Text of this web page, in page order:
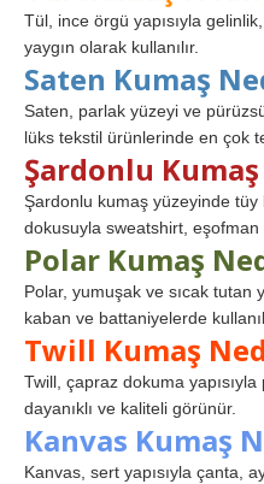
Tül, ince örgü yapısıyla
yaygın olarak kullanılır.
Saten Kumaş
Saten, parlak yüzeyi ve
lüks tekstil ürünlerinde en çok
Şardonlu
Şardonlu kumaş yüzeyinde tüy
dokusuyla sweatshirt, eşofman
Polar Kumaş
Polar, yumuşak ve sıcak tutan
kaban ve battaniyelerde
Twill Kumaş
Twill, çapraz dokuma
dayanıklı ve kaliteli görünür.
Kanvas Kumaş
Kanvas, sert yapısıyla çanta,